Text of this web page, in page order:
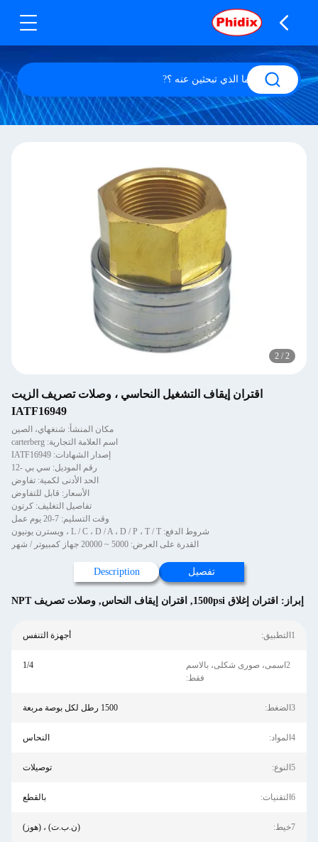
2 / 2
اقتران إيقاف التشغيل النحاسي ، وصلات تصريف الزيت
IATF16949
مكان المنشأ: شنغهاي، الصين
اسم العلامة التجارية: carterberg
إصدار الشهادات: IATF16949
رقم الموديل: سي بي -12
الحد الأدنى لكمية: تفاوض
الأسعار: قابل للتفاوض
تفاصيل التغليف: كرتون
وقت التسليم: 7-20 يوم عمل
شروط الدفع: L / C ، D / A ، D / P ، T / T ، ويسترن يونيون
القدرة على العرض: 5000 ~ 20000 جهاز كمبيوتر / شهر
تفصيل Description
إبراز: اقتران إغلاق 1500psi , اقتران إيقاف النحاس, وصلات تصريف NPT
1التطبيق: أجهزة التنفس
2اسمى، صورى شكلى، بالاسم
فقط:
1/4
3الضغط: 1500 رطل لكل بوصة مربعة
4المواد: النحاس
5النوع: توصيلات
6التقنيات: بالقطع
7خيط: (ن.ب.ت) ، (هوز)